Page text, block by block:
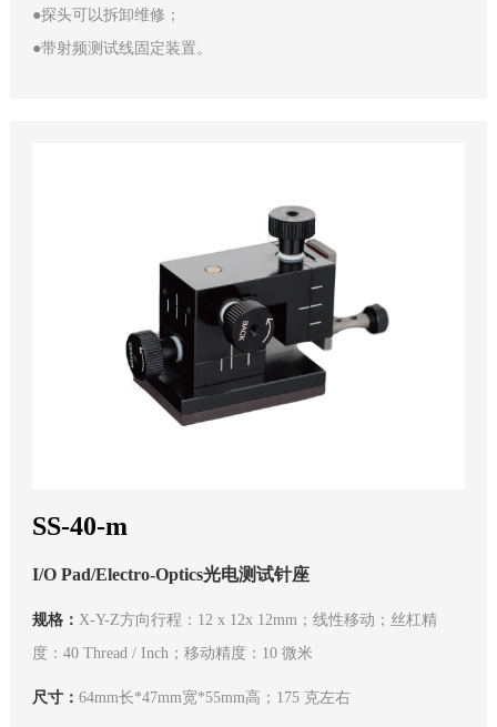
●探头可以拆卸维修；
●带射频测试线固定装置。
SS-40-m
I/O Pad/Electro-Optics光电测试针座
规格： X-Y-Z方向行程：12 x 12x 12mm；线性移动；丝杠精
度：40 Thread / Inch；移动精度：10 微米
尺寸： 64mm长*47mm宽*55mm高；175 克左右